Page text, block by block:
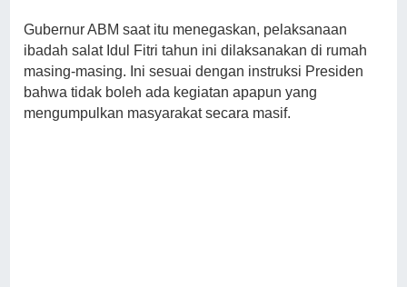
Gubernur ABM saat itu menegaskan, pelaksanaan
ibadah salat Idul Fitri tahun ini dilaksanakan di rumah
masing-masing. Ini sesuai dengan instruksi Presiden
bahwa tidak boleh ada kegiatan apapun yang
mengumpulkan masyarakat secara masif.